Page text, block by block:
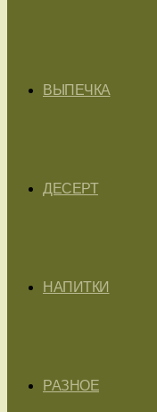
ВЫПЕЧКА
ДЕСЕРТ
НАПИТКИ
РАЗНОЕ